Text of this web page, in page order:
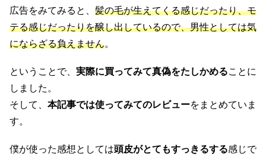
広告をみてみると、 髪の毛が生えてくる感じだったり、モ
テる感じだったりを醸し出しているので、男性としては気
にならざる負えません。
ということで、 実際に買ってみて真偽をたしかめることに
しました。
そして、 本記事では使ってみてのレビューをまとめていま
す。
僕が使った感想としては頭皮がとてもすっきるする感じで